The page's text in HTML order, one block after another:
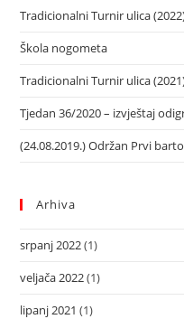
Tradicionalni Turnir ulica
Škola nogometa
Tradicionalni Turnir ulica
Tjedan 36/2020 – izvještaj
(24.08.2019.) Održan Prvi
Arhiva
srpanj 2022(1)
veljača 2022(1)
lipanj 2021 (1)